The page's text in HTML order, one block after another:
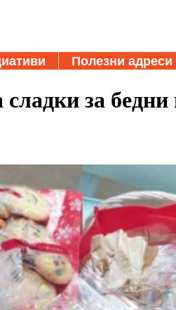
Полезни адреси
за